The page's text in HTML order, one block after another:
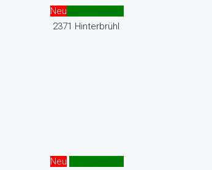
Neu Zu Verkaufen
2371 Hinterbrühl
Neu Zu Verkaufen